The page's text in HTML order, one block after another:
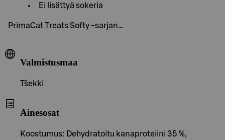
Ei lisättyä sokeria
PrimaCat Treats Softy -sarjan…
Valmistusmaa
Tšekki
Ainesosat
Koostumus: Dehydratoitu kanaproteiini 35 %,